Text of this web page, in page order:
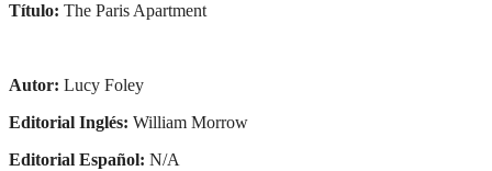
Título: The Paris Apartment
Autor: Lucy Foley
Editorial Inglés: William Morrow
Editorial Español: N/A